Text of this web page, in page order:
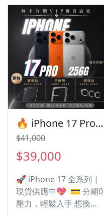
🎁 凡購買I17 | 贈送多
種配件 🎁 • 9H防撞保
護貼 • 防撞空壓殼 ‼️ 購
買手機注意事項 ‼️ • 有任
何問題都歡迎洽群官方
LINE：@kjg6280d • 七
日鑑賞期內，如商品有
問題，請盡速向我們告
知並且協助處理 • 全新品
機店家保固15天 • 店家
擁有隨時修改、變更、
暫停活動之權利
🔥 iPhone 17 Pro 256G 正式開賣!🎯 有額度快速過件想換新機？現在就是最佳時機！現貨當天審件當天過件即可以馬上寄出
$41,000
$39,000
🚀 iPhone 17 全系列 |
現貨供應中💖 💳 分期0
壓力，輕鬆入手 想換新